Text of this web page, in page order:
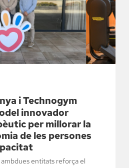
i Technogym
innovador
per millorar la
de les persones
entitats reforça el